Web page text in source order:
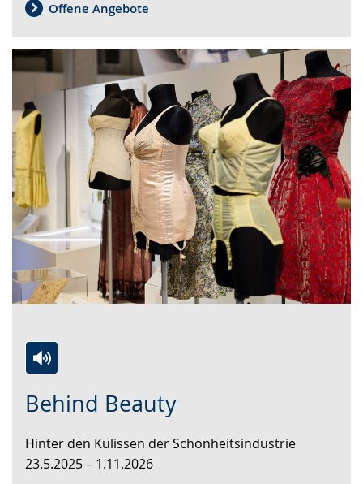
sign Offene Angebote
Behind Beauty
to
language.
audio
video
open
up
Hinter den Kulissen der Schönheitsindustrie
23.5.2025 – 1.11.2026